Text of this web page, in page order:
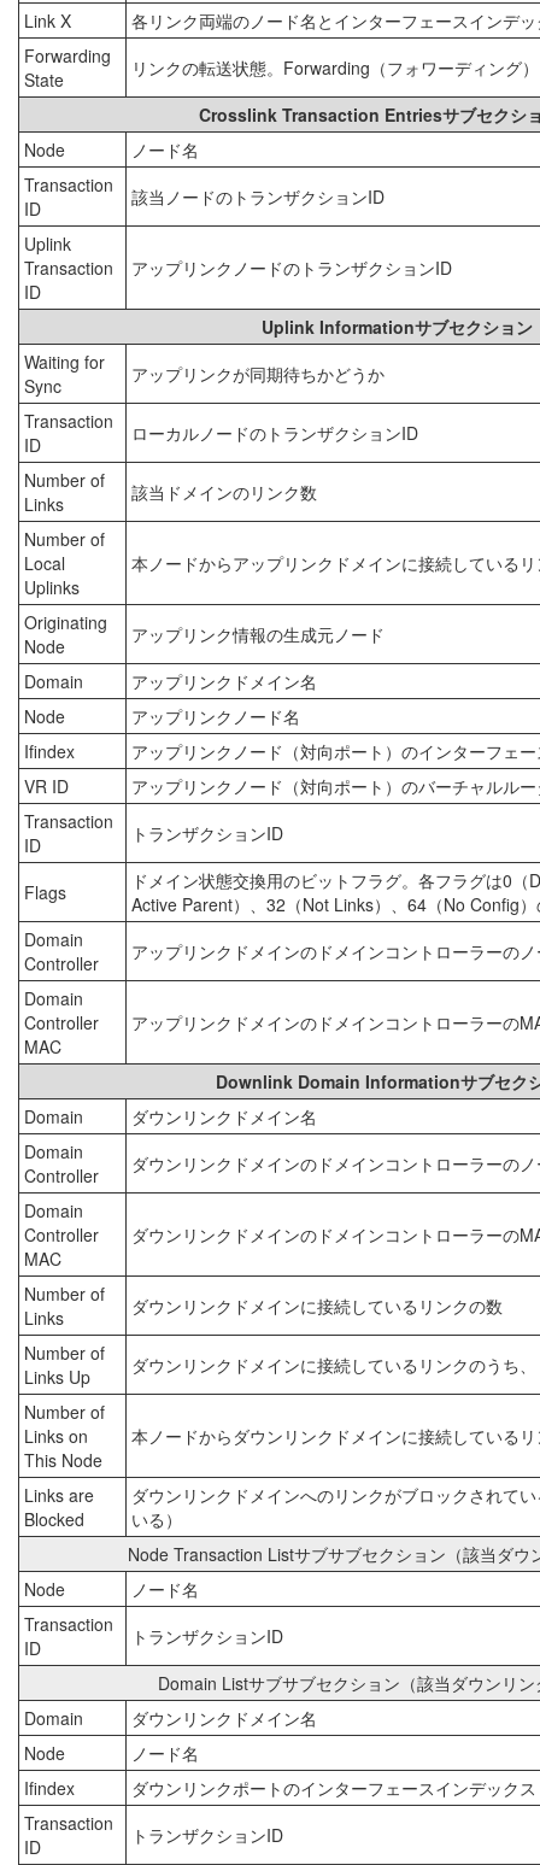
Link X
各リンク両端のノード名とインターフェースインデ
Forwarding
State
リンクの転送状態。Forwarding（フォワーディング
Crosslink Transaction Entriesサブセクシ
Node
ノード名
Transaction
ID
該当ノードのトランザクションID
Uplink
Transaction
ID
アップリンクノードのトランザクションID
Uplink Informationサブセクション
Waiting for
Sync
アップリンクが同期待ちかどうか
Transaction
ID
ローカルノードのトランザクションID
Number of
Links
該当ドメインのリンク数
Number of
Local
Uplinks
本ノードからアップリンクドメインに接続している
Originating
Node
アップリンク情報の生成元ノード
Domain
アップリンクドメイン名
Node
アップリンクノード名
Ifindex
アップリンクノード（対向ポート）のインターフェ
VR ID
アップリンクノード（対向ポート）のバーチャルル
Transaction
ID
トランザクションID
Flags
ドメイン状態交換用のビットフラグ。各フラグは0
Active Parent）、32（Not Links）、64（No Config
Domain
Controller
アップリンクドメインのドメインコントローラーの
Domain
Controller
MAC
アップリンクドメインのドメインコントローラーの
Downlink Domain Informationサブセク
Domain
ダウンリンクドメイン名
Domain
Controller
ダウンリンクドメインのドメインコントローラーの
Domain
Controller
MAC
ダウンリンクドメインのドメインコントローラーの
Number of
Links
ダウンリンクドメインに接続しているリンクの数
Number of
Links Up
ダウンリンクドメインに接続しているリンクのうち
Number of
Links on
This Node
本ノードからダウンリンクドメインに接続している
Links are
Blocked
ダウンリンクドメインへのリンクがブロックされて
いる）
Node Transaction Listサブサブセクション（該当ダ
Node
ノード名
Transaction
ID
トランザクションID
Domain Listサブサブセクション（該当ダウンリ
Domain
ダウンリンクドメイン名
Node
ノード名
Ifindex
ダウンリンクポートのインターフェースインデックス
Transaction
ID
トランザクションID